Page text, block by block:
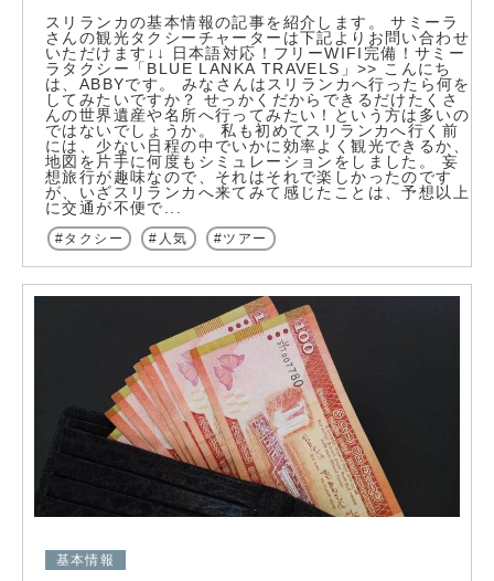
スリランカの基本情報の記事を紹介します。 サミーラ
さんの観光タクシーチャーターは下記よりお問い合わせ
いただけます↓↓ 日本語対応！フリーWIFI完備！サミー
ラタクシー「BLUE LANKA TRAVELS」>> こんにち
は、ABBYです。 みなさんはスリランカへ行ったら何を
してみたいですか？ せっかくだからできるだけたくさ
んの世界遺産や名所へ行ってみたい！という方は多いの
ではないでしょうか。 私も初めてスリランカへ行く前
には、少ない日程の中でいかに効率よく観光できるか、
地図を片手に何度もシミュレーションをしました。 妄
想旅行が趣味なので、それはそれで楽しかったのです
が、いざスリランカへ来てみて感じたことは、予想以上
に交通が不便で...
タクシー 人気 ツアー
基本情報